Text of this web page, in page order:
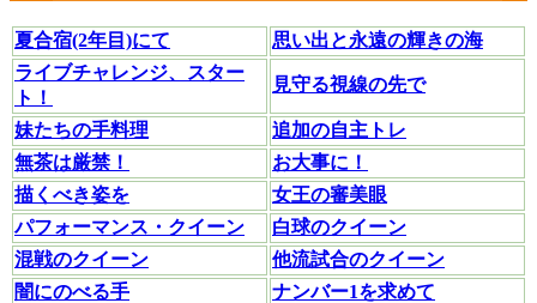
夏合宿(2年目)にて
思い出と永遠の輝きの海
ライブチャレンジ、スター
ト！
見守る視線の先で
妹たちの手料理
追加の自主トレ
無茶は厳禁！
お大事に！
描くべき姿を
女王の審美眼
パフォーマンス・クイーン
白球のクイーン
混戦のクイーン
他流試合のクイーン
闇にのべる手
ナンバー1を求めて